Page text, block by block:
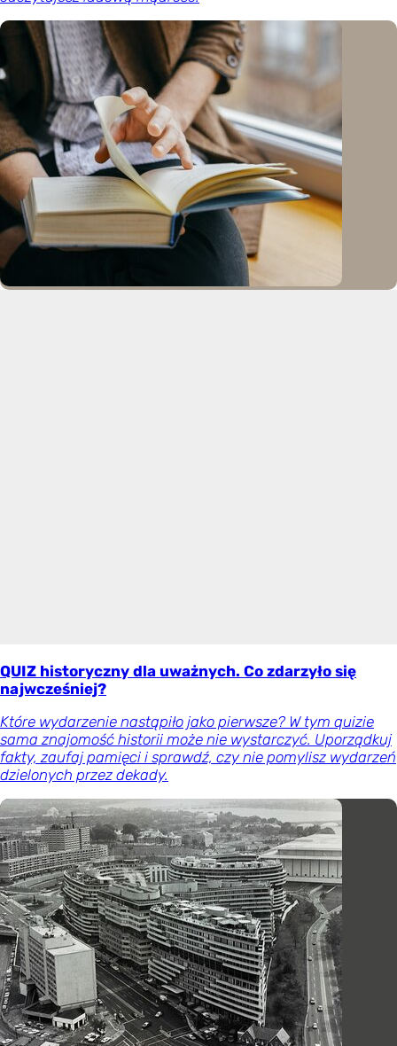
QUIZ historyczny dla uważnych. Co zdarzyło się
najwcześniej?
Które wydarzenie nastąpiło jako pierwsze? W tym quizie
sama znajomość historii może nie wystarczyć. Uporządkuj
fakty, zaufaj pamięci i sprawdź, czy nie pomylisz wydarzeń
dzielonych przez dekady.